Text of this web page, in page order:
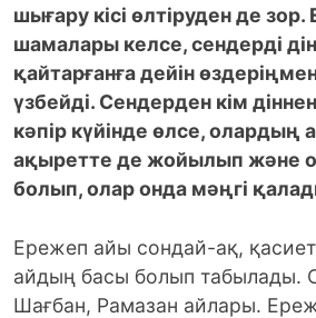
шығару кісі өлтіруден де
шамалары келсе, сендерді
қайтарғанға дейін
үзбейді. Сендерден кім
кәпір күйінде өлсе, олардың
ақыретте де жойылып және
болып, олар онда мәңгі
Ережеп айы сондай-ақ,
айдың басы болып табылады.
Шағбан, Рамазан айлары.